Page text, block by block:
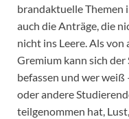
brandaktuelle Themen
auch die Anträge, die
nicht ins Leere. Als
Gremium kann sich
befassen und wer weiß
oder andere
teilgenommen hat,